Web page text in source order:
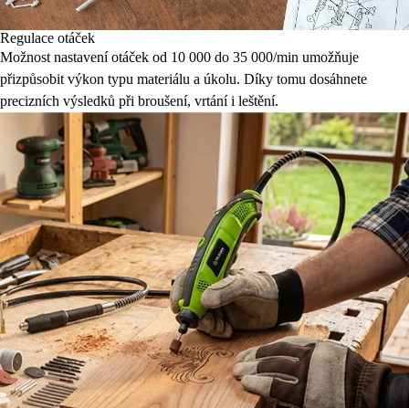
Regulace otáček
Možnost nastavení otáček od 10 000 do 35 000/min umožňuje
přizpůsobit výkon typu materiálu a úkolu. Díky tomu dosáhnete
precizních výsledků při broušení, vrtání i leštění.